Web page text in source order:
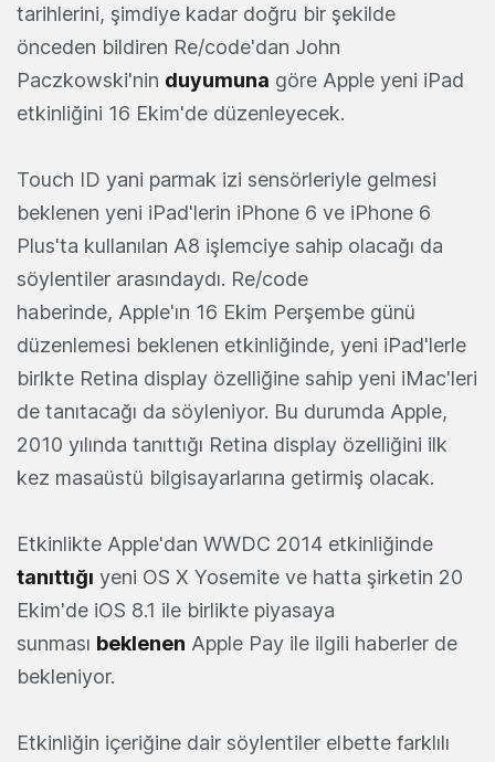
tarihlerini, şimdiye kadar doğru bir şekilde
önceden bildiren Re/code'dan John
Paczkowski'nin duyumuna göre Apple yeni iPad
etkinliğini 16 Ekim'de düzenleyecek.
Touch ID yani parmak izi sensörleriyle gelmesi
beklenen yeni iPad'lerin iPhone 6 ve iPhone 6
Plus'ta kullanılan A8 işlemciye sahip olacağı da
söylentiler arasındaydı. Re/code
haberinde, Apple'ın 16 Ekim Perşembe günü
düzenlemesi beklenen etkinliğinde, yeni iPad'lerle
birlkte Retina display özelliğine sahip yeni iMac'leri
de tanıtacağı da söyleniyor. Bu durumda Apple,
2010 yılında tanıttığı Retina display özelliğini ilk
kez masaüstü bilgisayarlarına getirmiş olacak.
Etkinlikte Apple'dan WWDC 2014 etkinliğinde
tanıttığı yeni OS X Yosemite ve hatta şirketin 20
Ekim'de iOS 8.1 ile birlikte piyasaya
sunması beklenen Apple Pay ile ilgili haberler de
bekleniyor.
Etkinliğin içeriğine dair söylentiler elbette farklılı